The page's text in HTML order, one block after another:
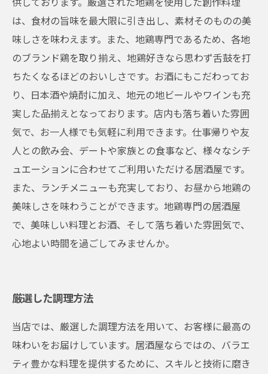
は、食材の旨味を最大限に引き出し、素材そのものの美
味しさを味わえます。また、地鶏専門であるため、各地
のブランド鶏を取り揃え、地鶏好きなら思わず舌鼓を打
ちたくなるほどのおいしさです。お酒にもこだわってお
り、日本酒や焼酎に加え、地元の地ビールやワインも充
実した品揃えとなっております。店内も落ち着いた雰囲
気で、お一人様でも気軽に利用できます。仕事帰りや友
人との飲み会、デートや家族との食事など、様々なシチ
ュエーションに合わせてご利用いただける居酒屋です。
また、ランチメニューも充実しており、お昼から地鶏の
美味しさを味わうことができます。地鶏専門の居酒屋
で、美味しい料理とお酒、そして落ち着いた雰囲気で、
心地よい時間を過ごしてみませんか。
厳選した調理方法
当店では、厳選した調理方法を用いて、お客様に最高の
味わいをお届けしています。居酒屋ならではの、バラエ
ティ豊かな料理を提供するために、スキルと技術に磨き